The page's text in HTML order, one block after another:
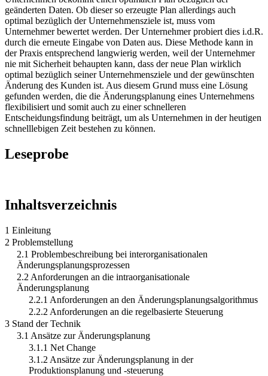
geänderten Daten. Ob dieser so erzeugte Plan allerdings auch
optimal bezüglich der Unternehmensziele ist, muss vom
Unternehmer bewertet werden. Der Unternehmer probiert dies i.d.R.
durch die erneute Eingabe von Daten aus. Diese Methode kann in
der Praxis entsprechend langwierig werden, weil der Unternehmer
nie mit Sicherheit behaupten kann, dass der neue Plan wirklich
optimal bezüglich seiner Unternehmensziele und der gewünschten
Änderung des Kunden ist. Aus diesem Grund muss eine Lösung
gefunden werden, die die Änderungsplanung eines Unternehmens
flexibilisiert und somit auch zu einer schnelleren
Entscheidungsfindung beiträgt, um als Unternehmen in der heutigen
schnelllebigen Zeit bestehen zu können.
Leseprobe
Inhaltsverzeichnis
1 Einleitung
2 Problemstellung
2.1 Problembeschreibung bei interorganisationalen
Änderungsplanungsprozessen
2.2 Anforderungen an die intraorganisationale
Änderungsplanung
2.2.1 Anforderungen an den Änderungsplanungsalgorithmus
2.2.2 Anforderungen an die regelbasierte Steuerung
3 Stand der Technik
3.1 Ansätze zur Änderungsplanung
3.1.1 Net Change
3.1.2 Ansätze zur Änderungsplanung in der
Produktionsplanung und -steuerung